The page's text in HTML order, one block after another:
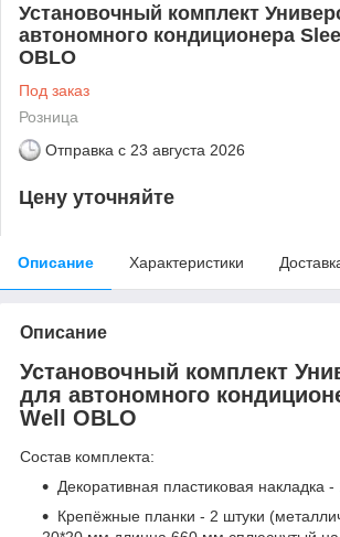
Установочный комплект
автономного кондиционера
OBLO
Под заказ
Розница
Отправка с 23 августа 2026
Цену уточняйте
Описание Характеристики
Описание
Установочный комплект
для автономного
Well OBLO
Состав комплекта:
Декоративная пластиковая накладка -
Крепёжные планки - 2 штуки